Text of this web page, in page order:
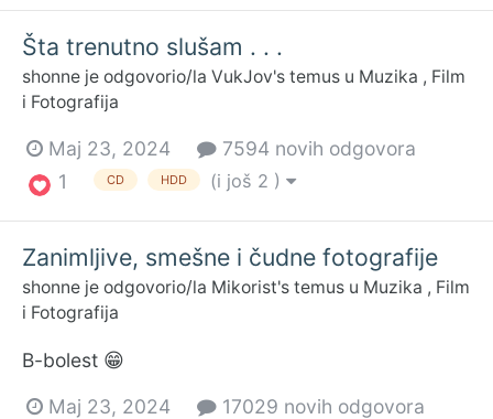
Šta trenutno slušam . . .
shonne je odgovorio/la VukJov's temus u Muzika , Film
i Fotografija
Maj 23, 2024
7594 novih odgovora
1
CD HDD (i još 2 )
Zanimljive, smešne i čudne fotografije
shonne je odgovorio/la Mikorist's temus u Muzika , Film
i Fotografija
B-bolest 😁
Maj 23, 2024
17029 novih odgovora